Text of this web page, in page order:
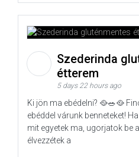
Szederinda
étterem
5 days 22 hours ago
Ki jön ma ebédelni? 🥘🥗🥘
ebéddel várunk benneteket!
mit egyetek ma, ugorjatok be
élvezzétek a